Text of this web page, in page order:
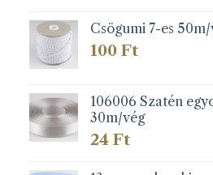
Csögumi 7-es
100 Ft
106006 Szatén
30m/vég
24 Ft